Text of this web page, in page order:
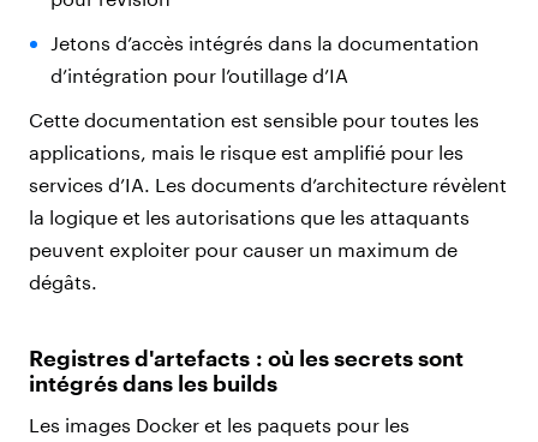
Jetons d’accès intégrés dans la documentation
d’intégration pour l’outillage d’IA
Cette documentation est sensible pour toutes les
applications, mais le risque est amplifié pour les
services d’IA. Les documents d’architecture révèlent
la logique et les autorisations que les attaquants
peuvent exploiter pour causer un maximum de
dégâts.
Registres d'artefacts : où les secrets sont
intégrés dans les builds
Les images Docker et les paquets pour les